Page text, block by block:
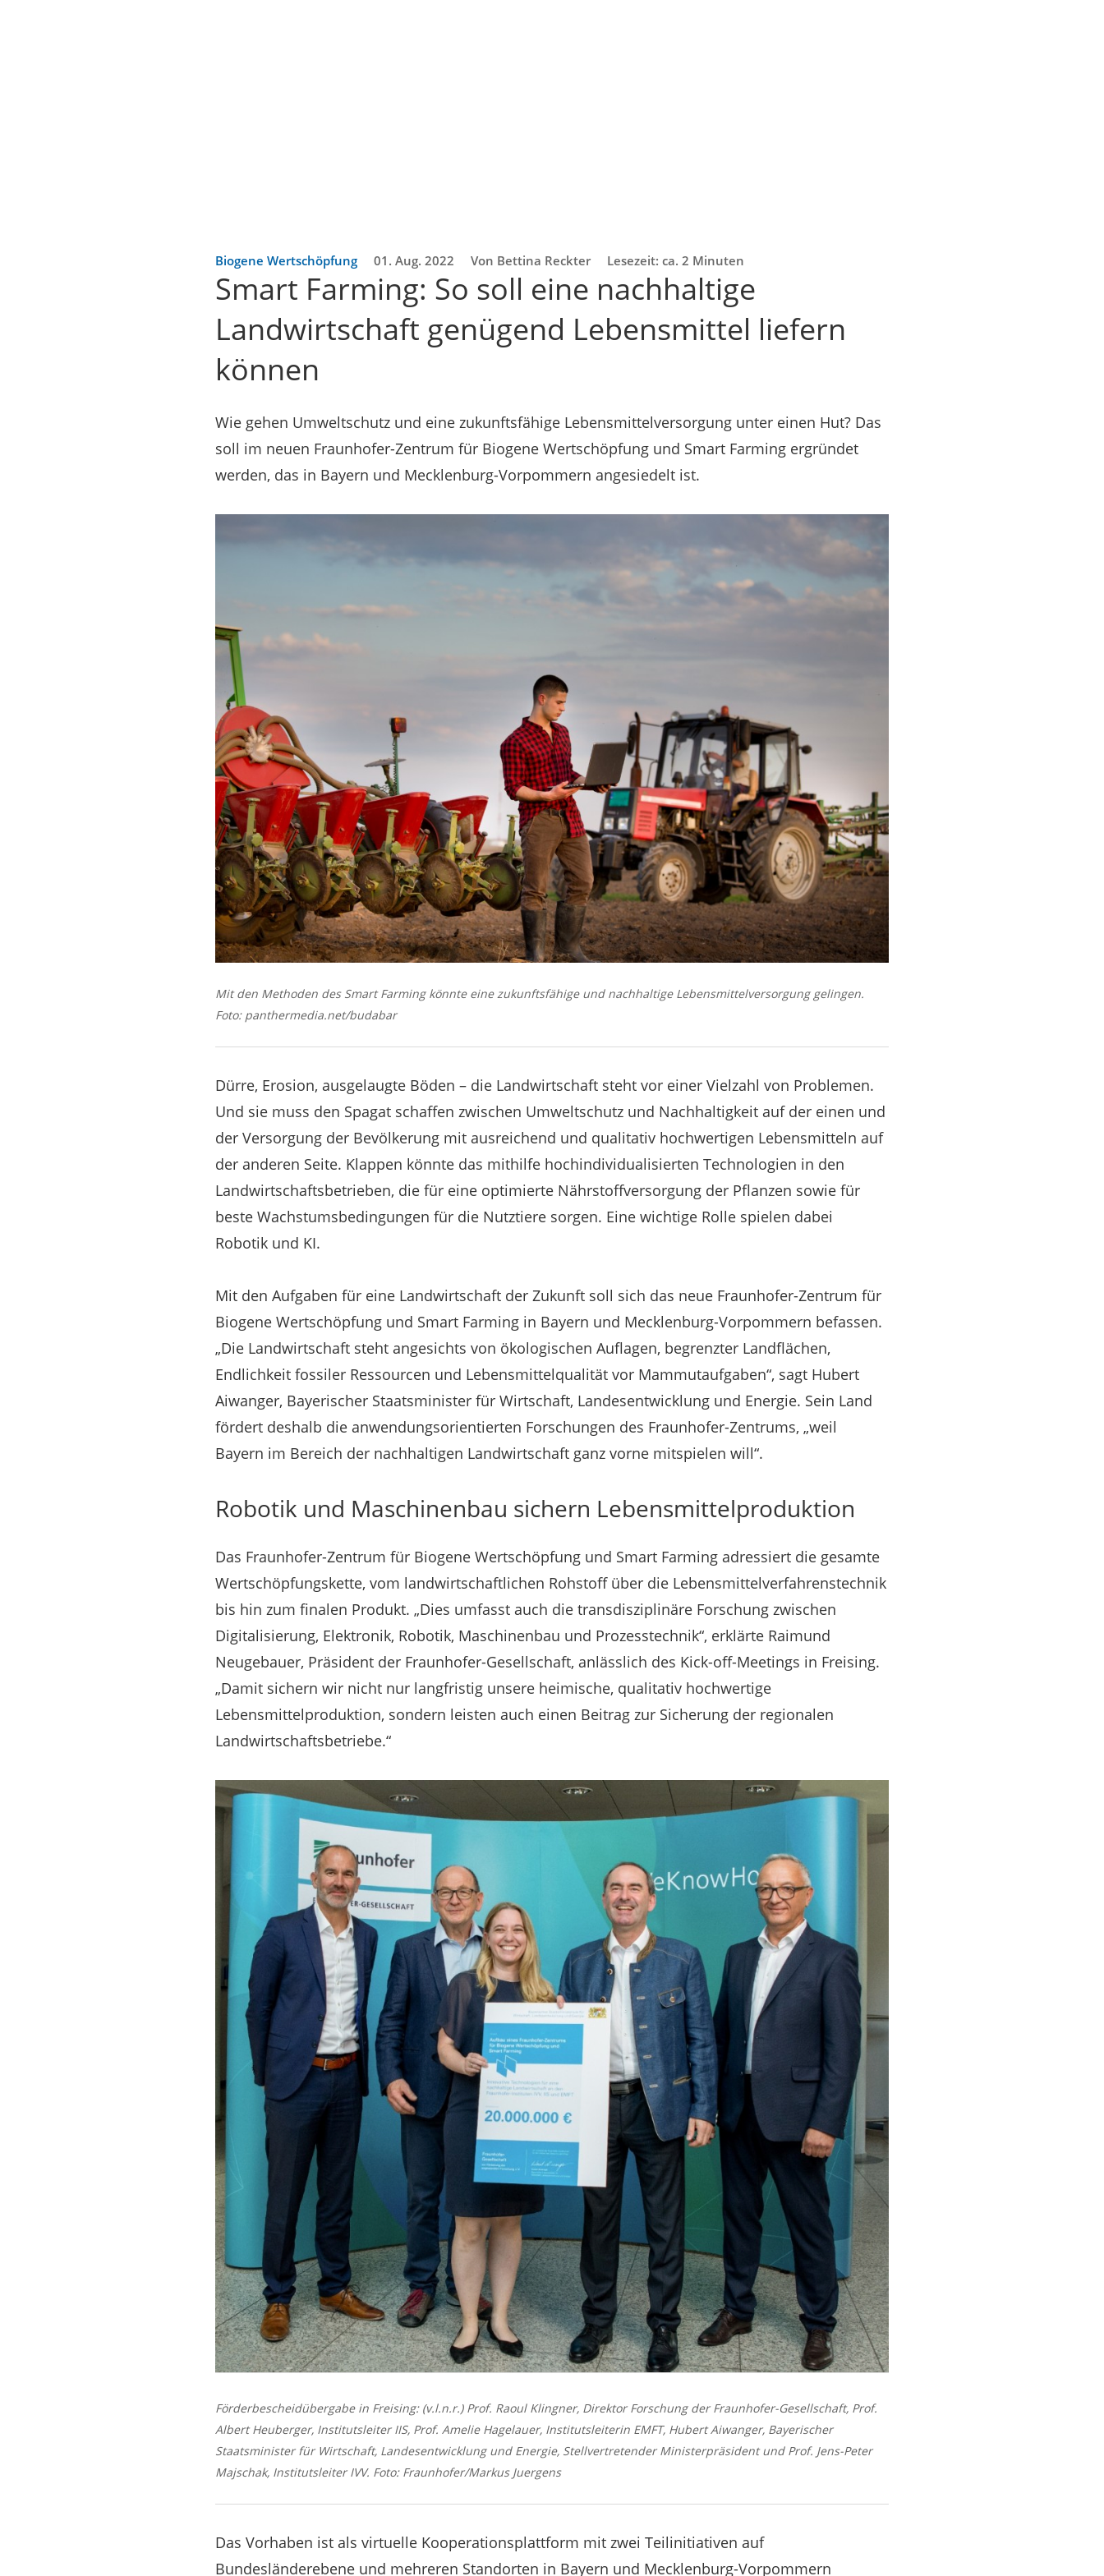
Biogene Wertschöpfung 01. Aug. 2022 Von Bettina Reckter Lesezeit: ca. 2 Minuten
Smart Farming: So soll eine nachhaltige
Landwirtschaft genügend Lebensmittel liefern
können
Wie gehen Umweltschutz und eine zukunftsfähige Lebensmittelversorgung unter einen Hut? Das
soll im neuen Fraunhofer-Zentrum für Biogene Wertschöpfung und Smart Farming ergründet
werden, das in Bayern und Mecklenburg-Vorpommern angesiedelt ist.
Mit den Methoden des Smart Farming könnte eine zukunftsfähige und nachhaltige Lebensmittelversorgung gelingen.
Foto: panthermedia.net/budabar
Dürre, Erosion, ausgelaugte Böden – die Landwirtschaft steht vor einer Vielzahl von Problemen.
Und sie muss den Spagat schaffen zwischen Umweltschutz und Nachhaltigkeit auf der einen und
der Versorgung der Bevölkerung mit ausreichend und qualitativ hochwertigen Lebensmitteln auf
der anderen Seite. Klappen könnte das mithilfe hochindividualisierten Technologien in den
Landwirtschaftsbetrieben, die für eine optimierte Nährstoffversorgung der Pflanzen sowie für
beste Wachstumsbedingungen für die Nutztiere sorgen. Eine wichtige Rolle spielen dabei
Robotik und KI.
Mit den Aufgaben für eine Landwirtschaft der Zukunft soll sich das neue Fraunhofer-Zentrum für
Biogene Wertschöpfung und Smart Farming in Bayern und Mecklenburg-Vorpommern befassen.
„Die Landwirtschaft steht angesichts von ökologischen Auflagen, begrenzter Landflächen,
Endlichkeit fossiler Ressourcen und Lebensmittelqualität vor Mammutaufgaben“, sagt Hubert
Aiwanger, Bayerischer Staatsminister für Wirtschaft, Landesentwicklung und Energie. Sein Land
fördert deshalb die anwendungsorientierten Forschungen des Fraunhofer-Zentrums, „weil
Bayern im Bereich der nachhaltigen Landwirtschaft ganz vorne mitspielen will“.
Robotik und Maschinenbau sichern Lebensmittelproduktion
Das Fraunhofer-Zentrum für Biogene Wertschöpfung und Smart Farming adressiert die gesamte
Wertschöpfungskette, vom landwirtschaftlichen Rohstoff über die Lebensmittelverfahrenstechnik
bis hin zum finalen Produkt. „Dies umfasst auch die transdisziplinäre Forschung zwischen
Digitalisierung, Elektronik, Robotik, Maschinenbau und Prozesstechnik“, erklärte Raimund
Neugebauer, Präsident der Fraunhofer-Gesellschaft, anlässlich des Kick-off-Meetings in Freising.
„Damit sichern wir nicht nur langfristig unsere heimische, qualitativ hochwertige
Lebensmittelproduktion, sondern leisten auch einen Beitrag zur Sicherung der regionalen
Landwirtschaftsbetriebe.“
Förderbescheidübergabe in Freising: (v.l.n.r.) Prof. Raoul Klingner, Direktor Forschung der Fraunhofer-Gesellschaft, Prof.
Albert Heuberger, Institutsleiter IIS, Prof. Amelie Hagelauer, Institutsleiterin EMFT, Hubert Aiwanger, Bayerischer
Staatsminister für Wirtschaft, Landesentwicklung und Energie, Stellvertretender Ministerpräsident und Prof. Jens-Peter
Majschak, Institutsleiter IVV. Foto: Fraunhofer/Markus Juergens
Das Vorhaben ist als virtuelle Kooperationsplattform mit zwei Teilinitiativen auf
Bundesländerebene und mehreren Standorten in Bayern und Mecklenburg-Vorpommern